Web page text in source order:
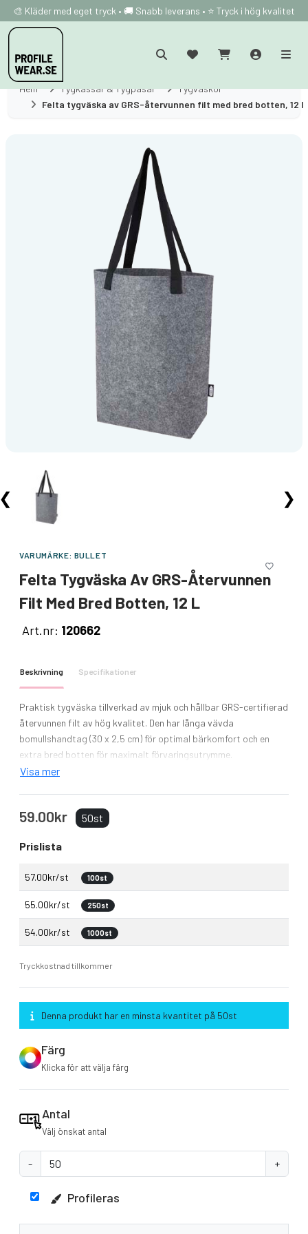
🎨 Kläder med eget tryck • 🚚 Snabb leverans • ⭐ Tryck i hög kvalitet
Hem Tygkassar & Tygpåsar
Tygväskor
Felta tygväska av GRS-återvunnen filt med bred botten, 12 l
❯
VARUMÄRKE: BULLET
Felta Tygväska Av GRS-Återvunnen
Filt Med Bred Botten, 12 L
Art.nr: 120662
Beskrivning Specifikationer
Praktisk tygväska tillverkad av mjuk och hållbar GRS-certifierad
återvunnen filt av hög kvalitet. Den har långa vävda
bomullshandtag (30 x 2,5 cm) för optimal bärkomfort och en
extra bred botten för maximalt förvaringsutrymme.
Visa mer
59.00kr 50st
Prislista
57.00kr/st 100st
55.00kr/st 250st
54.00kr/st 1000st
Tryckkostnad tillkommer
Denna produkt har en minsta kvantitet på 50st
Färg
Klicka för att välja färg
Antal
Välj önskat antal
- +
Profileras